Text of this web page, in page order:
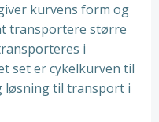
kurvens form og
transportere større
i
set er cykelkurven til
løsning til transport i